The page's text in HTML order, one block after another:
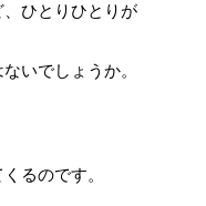
ひとりひとりが
いでしょうか。
るのです。